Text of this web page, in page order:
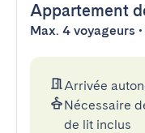
Appartement
Max. 4 voyageurs
Arrivée
Nécessaire
de lit inclus